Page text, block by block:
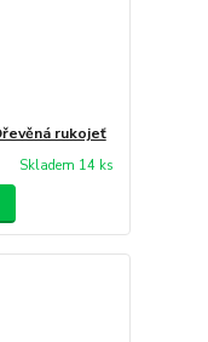
rukojeť
Skladem 14 ks